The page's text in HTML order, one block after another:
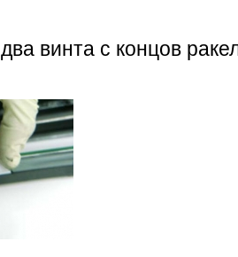
винта с концов